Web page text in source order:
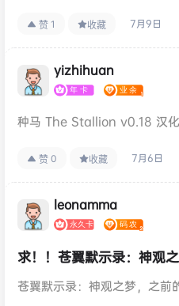
赞 1 收藏 7月9日
yizhihuan
种马 The Stallion v0.18 汉
赞 0 收藏 7月6日
leonamma
求！！苍翼默示录：神观
苍翼默示录：神观之梦，之前